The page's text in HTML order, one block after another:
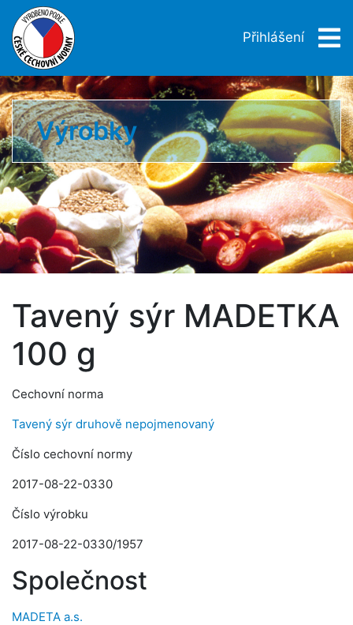
Přihlášení
Výrobky
Tavený sýr MADETKA
100 g
Cechovní norma
Tavený sýr druhově nepojmenovaný
Číslo cechovní normy
2017-08-22-0330
Číslo výrobku
2017-08-22-0330/1957
Společnost
MADETA a.s.